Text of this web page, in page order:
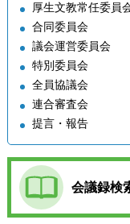
厚生文教常任委員
合同委員会
議会運営委員会
特別委員会
全員協議会
連合審査会
提言・報告
会議録検